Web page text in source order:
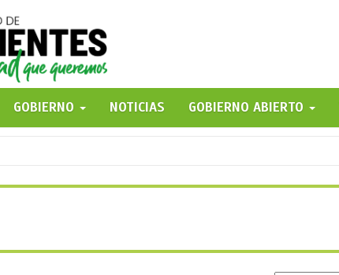
GOBIERNO NOTICIAS GOBIERNO ABIERTO